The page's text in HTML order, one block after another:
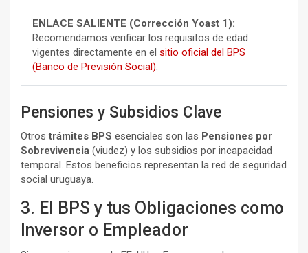
ENLACE SALIENTE (Corrección Yoast 1):
Recomendamos verificar los requisitos de edad
vigentes directamente en el sitio oficial del BPS
(Banco de Previsión Social).
Pensiones y Subsidios Clave
Otrostrámites BPS esenciales son las Pensiones por
Sobrevivencia (viudez) y los subsidios por incapacidad
temporal. Estos beneficios representan la red de seguridad
social uruguaya.
3. El BPS y tus Obligaciones como
Inversor o Empleador